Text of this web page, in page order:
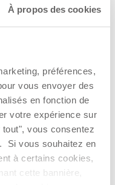
À propos des cookies
préférences,
vous envoyer des
en fonction de
votre expérience sur
vous consentez
Si vous souhaitez en
à certains cookies,
cette bannière,
Pratiques